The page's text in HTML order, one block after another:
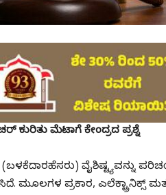
ಕುರಿತು ಮೆಟಾಗೆ ಕೇಂದ್ರದ ಪ್ರಶ್ನೆ
ವೈಶಿಷ್ಟ್ಯವನ್ನು
ಪ್ರಕಾರ, ಎಲೆಕ್ಟ್ರಾನಿಕ್ಸ್